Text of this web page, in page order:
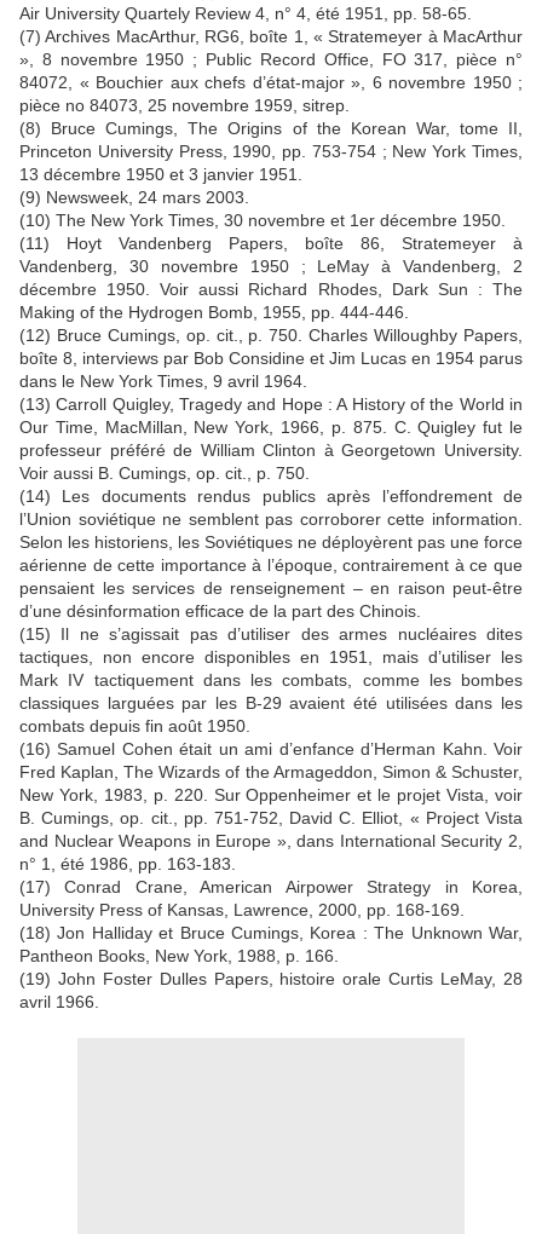
Air University Quartely Review 4, n° 4, été 1951, pp. 58-65.
(7) Archives MacArthur, RG6, boîte 1, « Stratemeyer à MacArthur
», 8 novembre 1950 ; Public Record Office, FO 317, pièce n°
84072, « Bouchier aux chefs d’état-major », 6 novembre 1950 ;
pièce no 84073, 25 novembre 1959, sitrep.
(8) Bruce Cumings, The Origins of the Korean War, tome II,
Princeton University Press, 1990, pp. 753-754 ; New York Times,
13 décembre 1950 et 3 janvier 1951.
(9) Newsweek, 24 mars 2003.
(10) The New York Times, 30 novembre et 1er décembre 1950.
(11) Hoyt Vandenberg Papers, boîte 86, Stratemeyer à
Vandenberg, 30 novembre 1950 ; LeMay à Vandenberg, 2
décembre 1950. Voir aussi Richard Rhodes, Dark Sun : The
Making of the Hydrogen Bomb, 1955, pp. 444-446.
(12) Bruce Cumings, op. cit., p. 750. Charles Willoughby Papers,
boîte 8, interviews par Bob Considine et Jim Lucas en 1954 parus
dans le New York Times, 9 avril 1964.
(13) Carroll Quigley, Tragedy and Hope : A History of the World in
Our Time, MacMillan, New York, 1966, p. 875. C. Quigley fut le
professeur préféré de William Clinton à Georgetown University.
Voir aussi B. Cumings, op. cit., p. 750.
(14) Les documents rendus publics après l’effondrement de
l’Union soviétique ne semblent pas corroborer cette information.
Selon les historiens, les Soviétiques ne déployèrent pas une force
aérienne de cette importance à l’époque, contrairement à ce que
pensaient les services de renseignement – en raison peut-être
d’une désinformation efficace de la part des Chinois.
(15) Il ne s’agissait pas d’utiliser des armes nucléaires dites
tactiques, non encore disponibles en 1951, mais d’utiliser les
Mark IV tactiquement dans les combats, comme les bombes
classiques larguées par les B-29 avaient été utilisées dans les
combats depuis fin août 1950.
(16) Samuel Cohen était un ami d’enfance d’Herman Kahn. Voir
Fred Kaplan, The Wizards of the Armageddon, Simon & Schuster,
New York, 1983, p. 220. Sur Oppenheimer et le projet Vista, voir
B. Cumings, op. cit., pp. 751-752, David C. Elliot, « Project Vista
and Nuclear Weapons in Europe », dans International Security 2,
n° 1, été 1986, pp. 163-183.
(17) Conrad Crane, American Airpower Strategy in Korea,
University Press of Kansas, Lawrence, 2000, pp. 168-169.
(18) Jon Halliday et Bruce Cumings, Korea : The Unknown War,
Pantheon Books, New York, 1988, p. 166.
(19) John Foster Dulles Papers, histoire orale Curtis LeMay, 28
avril 1966.